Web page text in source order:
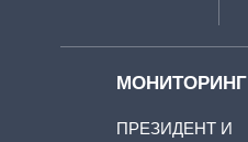
МОНИТОРИНГ
ПРЕЗИДЕНТ И